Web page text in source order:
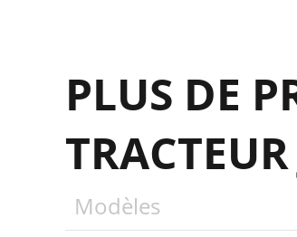
PLUS DE
Modèles